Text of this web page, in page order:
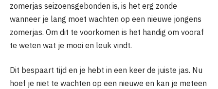
zomerjas seizoensgebonden is, is het erg zonde
wanneer je lang moet wachten op een nieuwe jongens
zomerjas. Om dit te voorkomen is het handig om vooraf
te weten wat je mooi en leuk vindt.
Dit bespaart tijd en je hebt in een keer de juiste jas. Nu
hoef je niet te wachten op een nieuwe en kan je meteen